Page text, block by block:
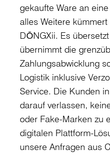
gekaufte Ware an
alles Weitere
DŌNGXii. Es
übernimmt die
Zahlungsabwicklung
Logistik inklusive
Service. Die Kunden
darauf verlassen,
oder Fake-Marken zu
digitalen Plattform-
unsere Anfragen aus